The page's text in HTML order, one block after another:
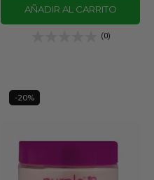
AÑADIR AL CARRITO
(0)
-20%